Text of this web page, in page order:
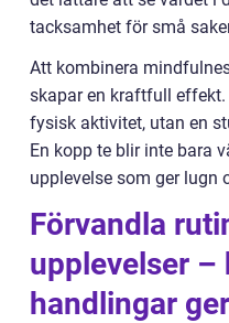
tacksamhet för små
Att kombinera
skapar en kraftfull
fysisk aktivitet, utan en
En kopp te blir inte bara
upplevelse som ger lugn
Förvandla
upplevelser –
handlingar